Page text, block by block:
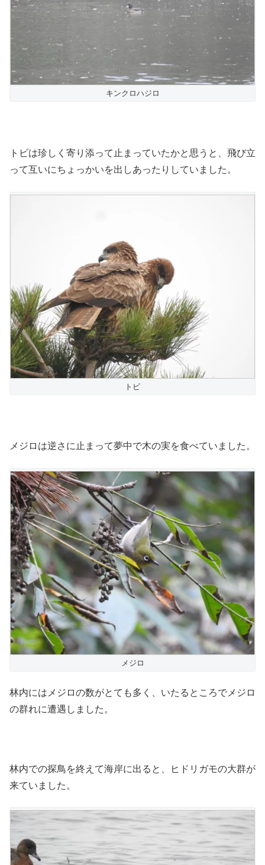
キンクロハジロ
トビは珍しく寄り添って止まっていたかと思うと、飛び立
って互いにちょっかいを出しあったりしていました。
トビ
メジロは逆さに止まって夢中で木の実を食べていました。
メジロ
林内にはメジロの数がとても多く、いたるところでメジロ
の群れに遭遇しました。
林内での探鳥を終えて海岸に出ると、ヒドリガモの大群が
来ていました。